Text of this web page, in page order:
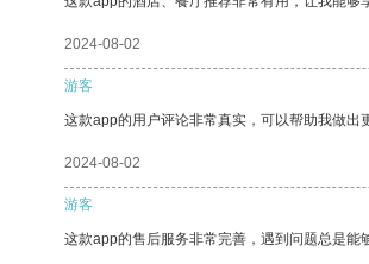
2024-08-02
游客
这款app的用户评论非常真实，可以帮助我做出
2024-08-02
游客
这款app的售后服务非常完善，遇到问题总是能